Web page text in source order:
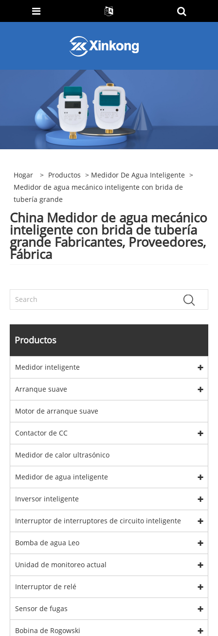
Hogar > Productos > Medidor De Agua Inteligente >
Medidor de agua mecánico inteligente con brida de
tubería grande
China Medidor de agua mecánico
inteligente con brida de tubería
grande Fabricantes, Proveedores,
Fábrica
Productos
Medidor inteligente
Arranque suave
Motor de arranque suave
Contactor de CC
Medidor de calor ultrasónico
Medidor de agua inteligente
Inversor inteligente
Interruptor de interruptores de circuito inteligente
Bomba de agua Leo
Unidad de monitoreo actual
Interruptor de relé
Sensor de fugas
Bobina de Rogowski